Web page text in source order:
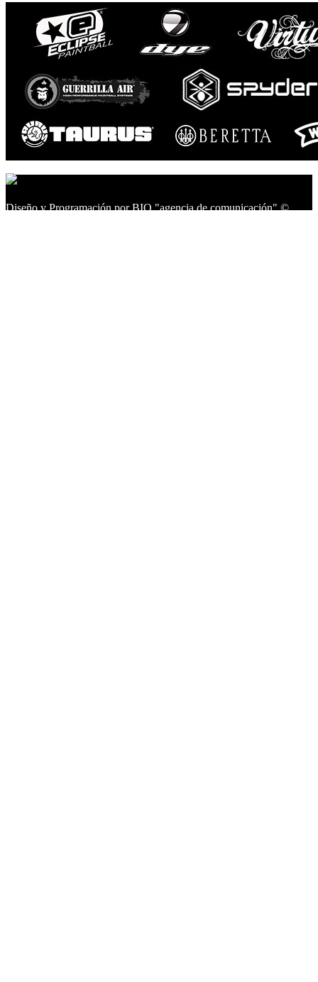
Diseño y Programación por BIO "agencia de comunicación" ©